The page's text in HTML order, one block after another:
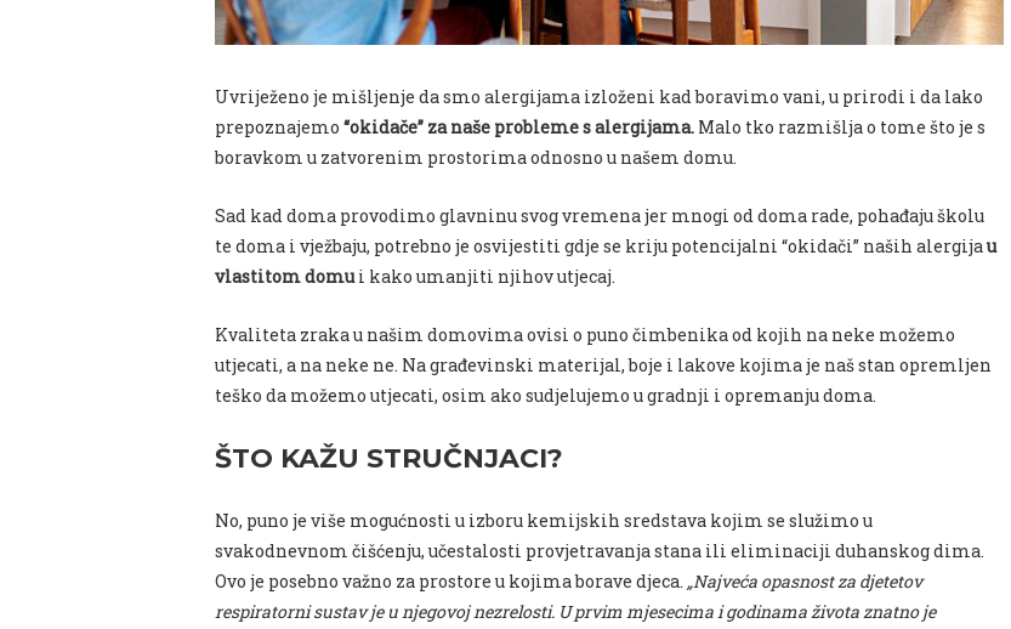
Uvriježeno je mišljenje da smo alergijama izloženi kad boravimo vani, u prirodi i da lako
prepoznajemo “okidače” za naše probleme s alergijama. Malo tko razmišlja o tome što je s
boravkom u zatvorenim prostorima odnosno u našem domu.
Sad kad doma provodimo glavninu svog vremena jer mnogi od doma rade, pohađaju školu
te doma i vježbaju, potrebno je osvijestiti gdje se kriju potencijalni “okidači” naših alergijau
vlastitom domui kako umanjiti njihov utjecaj.
Kvaliteta zraka u našim domovima ovisi o puno čimbenika od kojih na neke možemo
utjecati, a na neke ne. Na građevinski materijal, boje i lakove kojima je naš stan opremljen
teško da možemo utjecati, osim ako sudjelujemo u gradnji i opremanju doma.
ŠTO KAŽU STRUČNJACI?
No, puno je više mogućnosti u izboru kemijskih sredstava kojim se služimo u
svakodnevnom čišćenju, učestalosti provjetravanja stana ili eliminaciji duhanskog dima.
Ovo je posebno važno za prostore u kojima borave djeca. „Najveća opasnost za djetetov
respiratorni sustav je u njegovoj nezrelosti. U prvim mjesecima i godinama života znatno je